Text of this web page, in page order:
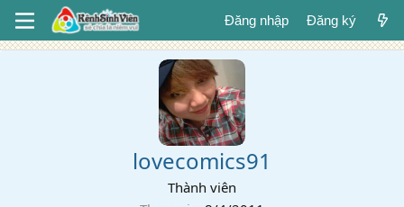
Đăng nhập Đăng ký
lovecomics91
Thành viên